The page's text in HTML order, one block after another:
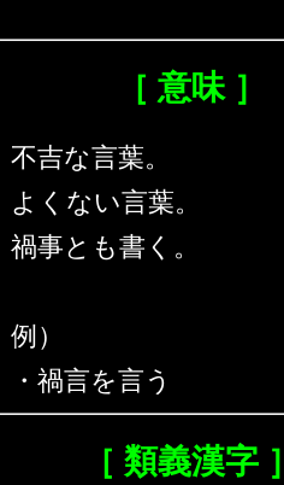
［ 意味 ］
不吉な言葉。
よくない言葉。
禍事とも書く。
例）
・禍言を言う
［ 類義漢字 ］